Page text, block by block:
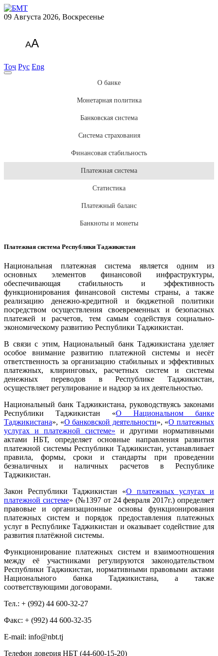
09 Августа 2026, Воскресенье
AA
Тоҷ Рус Eng
О банке
Монетарная политика
Банковская система
Система страхования
Финансовая стабильность
Платежная система
Статистика
Платежный баланс
Банкноты и монеты
Платежная система Республики Таджикистан
Национальная платежная система является одним из
основных элементов финансовой инфраструктуры,
обеспечивающая стабильность и эффективность
функционирования финансовой системы страны, а также
реализацию денежно-кредитной и бюджетной политики
посредством осуществления своевременных и безопасных
платежей и расчетов, тем самым содействуя социально-
экономическому развитию Республики Таджикистан.
В связи с этим, Национальный банк Таджикистана уделяет
особое внимание развитию платежной системы и несёт
ответственность за организацию стабильных и эффективных
платежных, клиринговых, расчетных систем и системы
денежных переводов в Республике Таджикистан,
осуществляет регулирование и надзор за их деятельностью.
Национальный банк Таджикистана, руководствуясь законами
Республики Таджикистан «О Национальном банке
Таджикистана», «О банковской деятельности», «О платежных
услугах и платежной системе» и другими нормативными
актами НБТ, определяет основные направления развития
платежной системы Республики Таджикистан, устанавливает
правила, формы, сроки и стандарты при проведении
безналичных и наличных расчетов в Республике
Таджикистан.
Закон Республики Таджикистан «О платежных услугах и
платежной системе» (№1397 от 24 февраля 2017г.) определяет
правовые и организационные основы функционирования
платежных систем и порядок предоставления платежных
услуг в Республике Таджикистан и оказывает содействие для
развития платёжной системы.
Функционирование платежных систем и взаимоотношения
между её участниками регулируются законодательством
Республики Таджикистан, нормативными правовыми актами
Национального банка Таджикистана, а также
соответствующими договорами.
Тел.: + (992) 44 600-32-27
Факс: + (992) 44 600-32-35
Е-mail: info@nbt.tj
Телефон доверия НБТ (44-600-15-20)